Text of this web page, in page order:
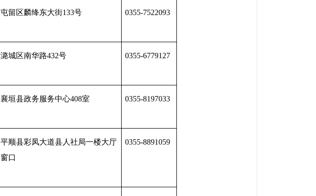
屯留区麟绛东大街133号 0355-7522093
潞城区南华路432号 0355-6779127
襄垣县政务服务中心408室 0355-8197033
平顺县彩凤大道县人社局一楼大厅
窗口
0355-8891059